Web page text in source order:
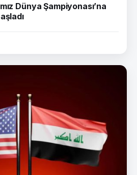
Dünya Şampiyonası’na